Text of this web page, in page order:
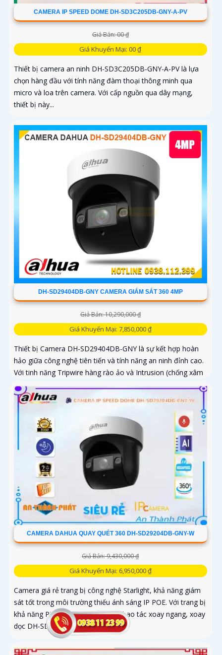
CAMERA IP SPEED DOME DH-SD3C205DB-GNY-A-PV
Giá Bán: 00 ₫
Giá Khuyến Mại: 00 ₫
Thiết bị camera an ninh DH-SD3C205DB-GNY-A-PV là lựa
chọn hàng đầu với tính năng đàm thoại thông minh qua
micro và loa trên camera. Với cấp nguồn qua dây mạng,
thiết bị này...
DH-SD29404DB-GNY CAMERA GIÁM SÁT 360 4MP
Giá Bán: 10,290,000 ₫
Giá Khuyến Mại: 7,850,000 ₫
Thiết bị Camera DH-SD29404DB-GNY là sự kết hợp hoàn
hảo giữa công nghệ tiên tiến và tính năng an ninh đỉnh cao.
Với tinh năng Tripwire hàng rào ảo và Intrusion (chống xâm
nhập)...
CAMERA DAHUA QUAY QUÉT 360 DH-SD29204DB-GNY-W
Giá Bán: 9,430,000 ₫
Giá Khuyến Mại: 6,950,000 ₫
Camera giá rẻ trang bị công nghệ Starlight, khả năng giám
sát tốt trong môi trường thiếu ánh sáng IP POE. Với trang bị
khả năng PTZ linh hoạt, dễ dàng thao tác xoay ngang, xoay
dọc DH-SD29204DB-GNY-W